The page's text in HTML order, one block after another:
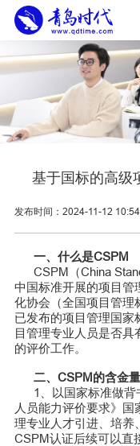
基于国标的高级
发布时间：2024-11-12
一、什么是CSPM
CSPM（China
中国标准开展的项目管
化协会（全国项目管理
已发布的项目管理国家
目管理专业人员是否
的评价工作。
二、CSPM的含金量
1、以国家标准做背
人员能力评价要求》
理专业人才引进、培养
CSPM认证后续可以直